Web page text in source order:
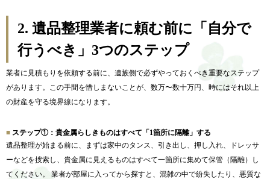
2. 遺品整理業者に頼む前に「自分で
行うべき」3つのステップ
業者に見積もりを依頼する前に、遺族側で必ずやっておくべき重要なステップ
があります。この手間を惜しまないことが、数万〜数十万円、時にはそれ以上
の財産を守る境界線になります。
ステップ①：貴金属らしきものはすべて「1箇所に隔離」する
遺品整理が始まる前に、まずは家中のタンス、引き出し、押し入れ、ドレッサ
ーなどを捜索し、貴金属に見えるものはすべて一箇所に集めて保管（隔離）し
てください。 業者が部屋に入ってから探すと、混雑の中で紛失したり、悪質な